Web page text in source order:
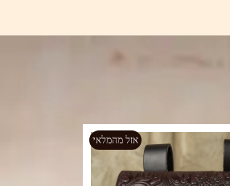
אזל מהמלאי